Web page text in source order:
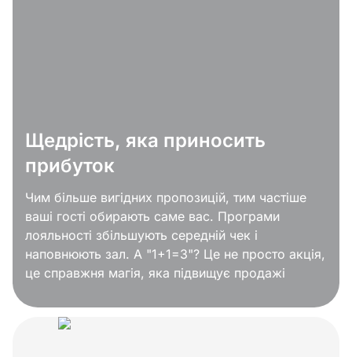
Щедрість, яка приносить
прибуток
Чим більше вигідних пропозицій, тим частіше
ваші гості обирають саме вас. Програми
лояльності збільшують середній чек і
наповнюють зал. А "1+1=3"? Це не просто акція,
це справжня магія, яка підвищує продажі